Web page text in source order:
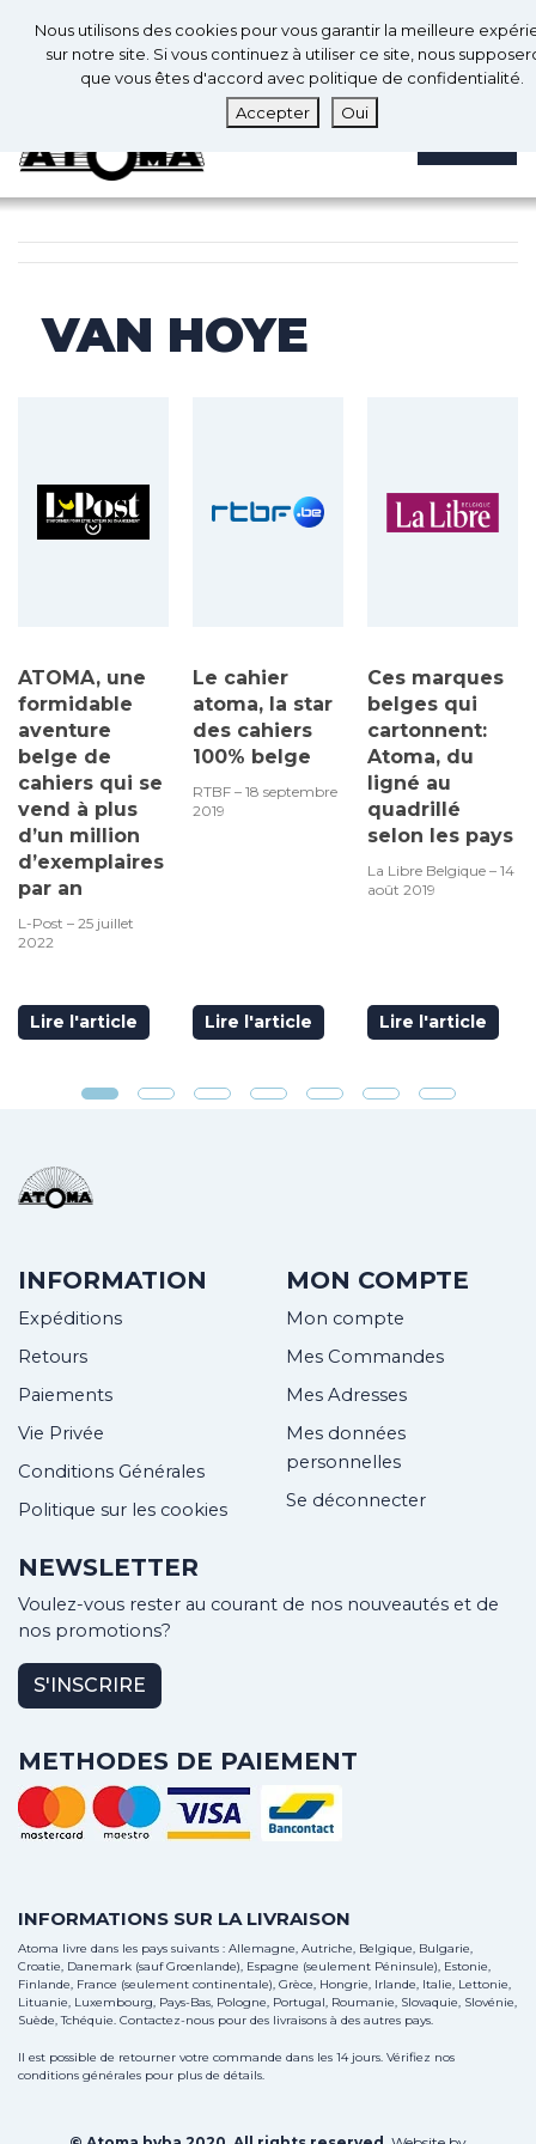
Fr
0 0
VAN HOYE
ATOMA, une
formidable
aventure
belge de
cahiers qui se
vend à plus
d’un million
d’exemplaires
par an
L-Post – 25 juillet
2022
Lire l'article
Le cahier
atoma, la star
des cahiers
100% belge
RTBF – 18 septembre
2019
Lire l'article
Ces marques
belges qui
cartonnent:
Atoma, du
ligné au
quadrillé
selon les pays
La Libre Belgique – 14
août 2019
Lire l'article
INFORMATION
Expéditions
Retours
Paiements
Vie Privée
Conditions Générales
Politique sur les cookies
MON COMPTE
Mon compte
Mes Commandes
Mes Adresses
Mes données
personnelles
Se déconnecter
NEWSLETTER
Voulez-vous rester au courant de nos nouveautés et de
nos promotions?
S'INSCRIRE
METHODES DE PAIEMENT
INFORMATIONS SUR LA LIVRAISON
Atoma livre dans les pays suivants : Allemagne, Autriche, Belgique, Bulgarie,
Croatie, Danemark (sauf Groenlande), Espagne (seulement Péninsule), Estonie,
Finlande, France (seulement continentale), Grèce, Hongrie, Irlande, Italie, Lettonie,
Lituanie, Luxembourg, Pays-Bas, Pologne, Portugal, Roumanie, Slovaquie, Slovénie,
Suède, Tchéquie. Contactez-nous pour des livraisons à des autres pays.
Il est possible de retourner votre commande dans les 14 jours. Vérifiez nos
conditions générales pour plus de détails.
Nous utilisons des cookies pour vous garantir la meilleure
sur notre site. Si vous continuez à utiliser ce site, nous
que vous êtes d'accord avec politique de confidentialité.
Accepter
Oui